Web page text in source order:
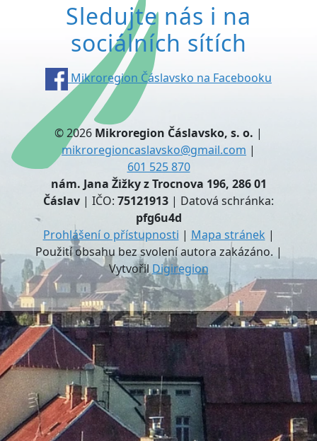
Sledujte nás i na
sociálních sítích
Mikroregion Čáslavsko na Facebooku
© 2026 Mikroregion Čáslavsko, s. o. |
mikroregioncaslavsko@gmail.com |
601 525 870
nám. Jana Žižky z Trocnova 196, 286 01
Čáslav | IČO: 75121913 | Datová schránka:
pfg6u4d
Prohlášení o přístupnosti | Mapa stránek |
Použití obsahu bez svolení autora zakázáno. |
Vytvořil Digiregion